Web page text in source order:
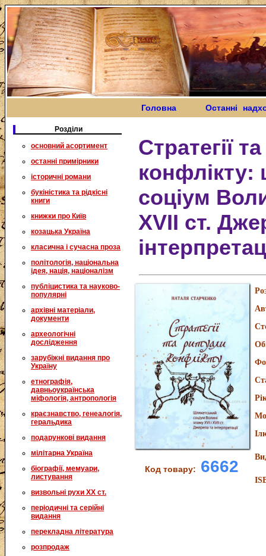
Головна Останні
Розділи
основний асортимент
останні примірники
історичні романи
букіністика та рідкісні
книги
книжки про Київ
козацька Україна
класична і сучасна проза
політологія, національна
ідея, нація, націоналізм
публіцистика та науково-
популярні
архівні матеріали,
документи
археологічні
дослідження
зарубіжні видання про
Україну
етнографія,
давньоукраїнська
міфологія, антропологія
краєзнавство, генеалогія,
геральдика
подарункові видання
мілітарна Україна
біографії, мемуари,
листування
визвольні рухи XX ст.
періодичні та серійні
видання
перекладна література
розпродаж
Стратегії
конфлікту:
соціум
XVII ст.
Код товару: 6662